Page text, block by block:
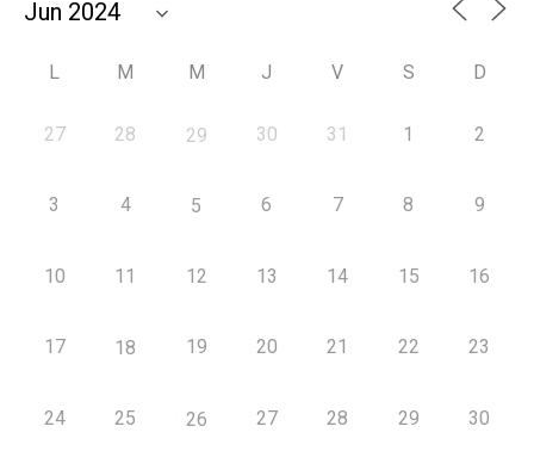
L M M J V S D
27 28 29 30 31 1 2
3 4 5 6 7 8 9
10 11 12 13 14 15 16
17 18 19 20 21 22 23
24 25 26 27 28 29 30